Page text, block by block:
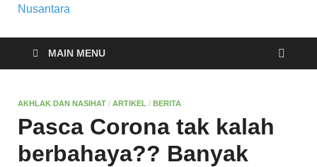
Nusantara
MAIN MENU
AKHLAK DAN NASIHAT / ARTIKEL / BERITA
Pasca Corona tak kalah
berbahaya?? Banyak